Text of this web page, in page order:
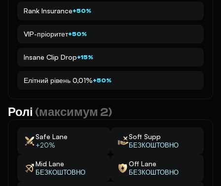
Rank Insurance+50%
VIP-пріоритет+50%
Insane Clip Drop+15%
Елітний рівень 0,01%+50%
Ролі (максимум 2)
Safe Lane
+20%
Soft Supp
БЕЗКОШТОВНО
Mid Lane
БЕЗКОШТОВНО
Off Lane
БЕЗКОШТОВНО